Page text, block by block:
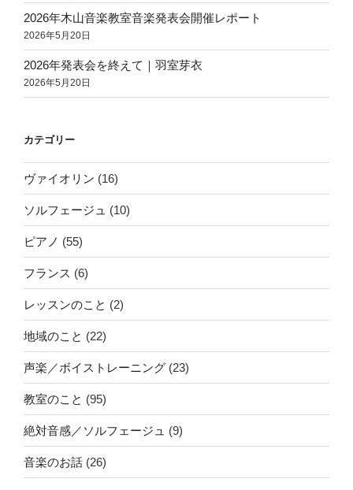
2026年木山音楽教室音楽発表会開催レポート
2026年5月20日
2026年発表会を終えて｜羽室芽衣
2026年5月20日
カテゴリー
ヴァイオリン (16)
ソルフェージュ (10)
ピアノ (55)
フランス (6)
レッスンのこと (2)
地域のこと (22)
声楽／ボイストレーニング (23)
教室のこと (95)
絶対音感／ソルフェージュ (9)
音楽のお話 (26)